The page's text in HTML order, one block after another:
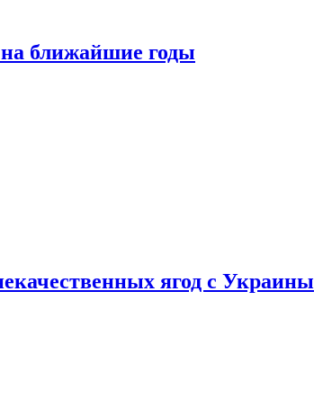
на ближайшие годы
ягод с Украины